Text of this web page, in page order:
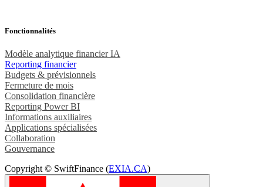
Fonctionnalités
Modèle analytique financier IA
Reporting financier
Budgets & prévisionnels
Fermeture de mois
Consolidation financière
Reporting Power BI
Informations auxiliaires
Applications spécialisées
Collaboration
Gouvernance
Copyright © SwiftFinance (EXIA.CA)